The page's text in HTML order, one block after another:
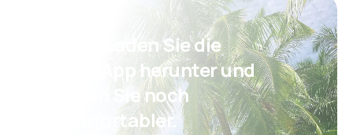
Psst! Laden Sie die
eSky App herunter und
reisen Sie noch
komfortabler.